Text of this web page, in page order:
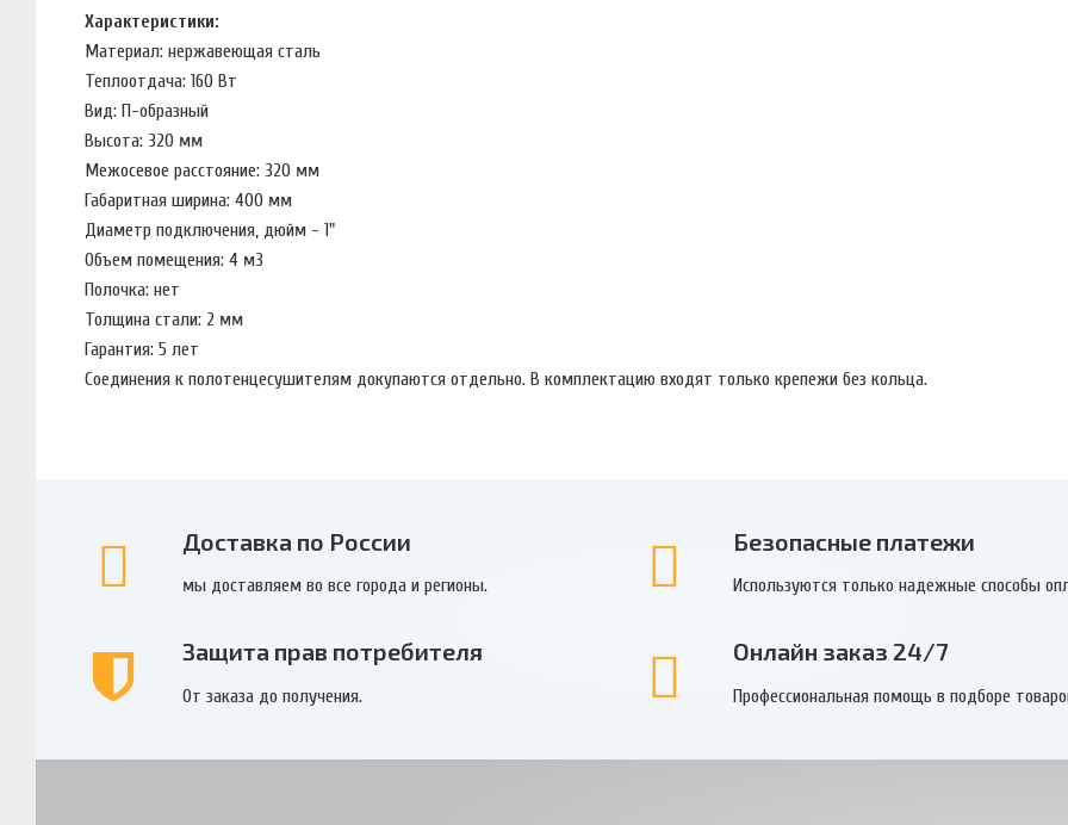
Характеристики:
Материал: нержавеющая сталь
Теплоотдача: 160 Вт
Вид: П-образный
Высота: 320 мм
Межосевое расстояние: 320 мм
Габаритная ширина: 400 мм
Диаметр подключения, дюйм - 1"
Объем помещения: 4 м3
Полочка: нет
Толщина стали: 2 мм
Гарантия: 5 лет
Соединения к полотенцесушителям докупаются отдельно. В комплектацию входят только крепежи без кольца.
Доставка по России
мы доставляем во все города и регионы.
Безопасные платежи
Используются только надежные способы
Защита прав потребителя
От заказа до получения.
Онлайн заказ 24/7
Профессиональная помощь в подборе